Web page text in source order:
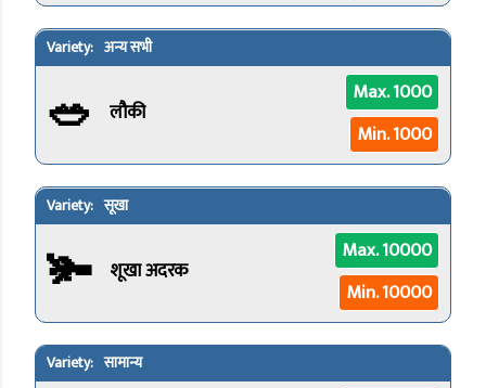
अन्य सभी
🥗 लौकी
Max. 1000
Min. 1000
सूखा
🫚 शूखा अदरक
Max. 10000
Min. 10000
सामान्य